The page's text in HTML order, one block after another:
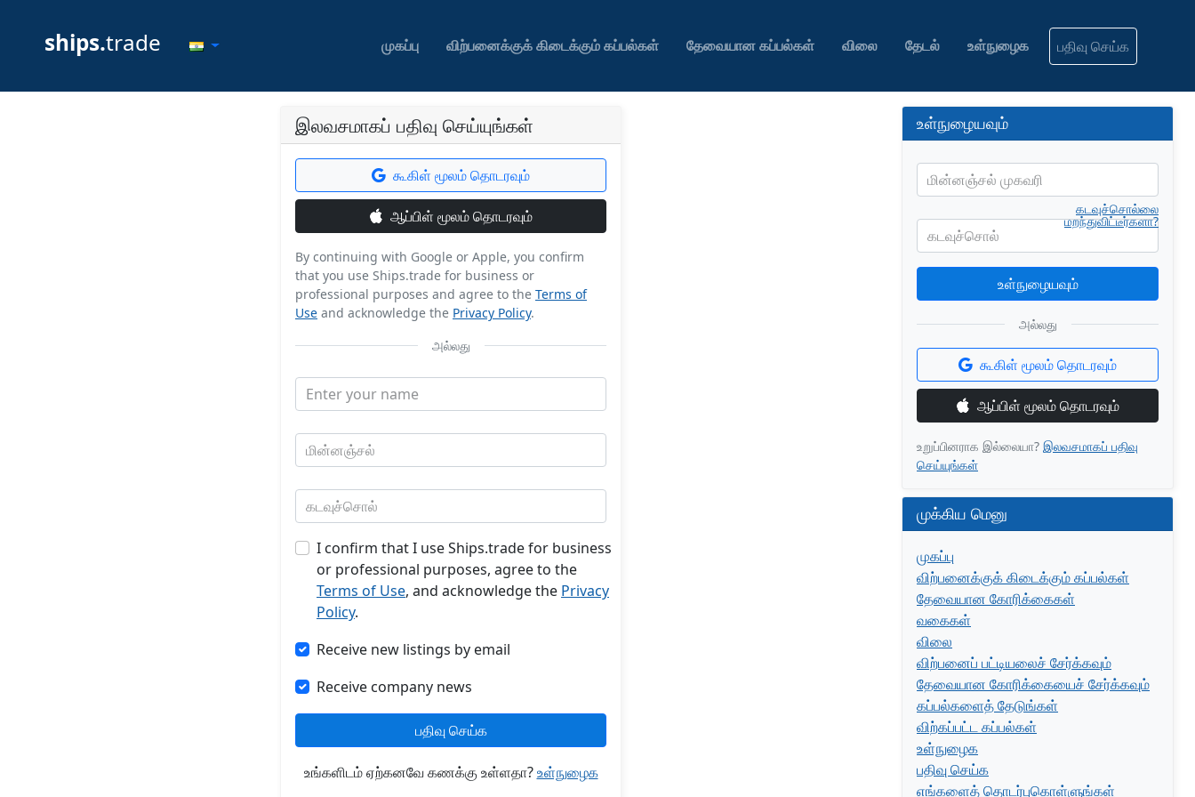
ships.trade முகப்பு விற்பனைக்குக் கிடைக்கும் கப்பல்கள் தேவையான கப்பல்கள் விலை தேடல் உள்நுழைக பதிவு செய்க
இலவசமாகப் பதிவு செய்யுங்கள்
கூகிள் மூலம் தொடரவும்
ஆப்பிள் மூலம் தொடரவும்
By continuing with Google or Apple, you confirm
that you use Ships.trade for business or
professional purposes and agree to the Terms of
Use and acknowledge the Privacy Policy.
அல்லது
Enter your name
மின்னஞ்சல்
கடவுச்சொல்
I confirm that I use Ships.trade for business
or professional purposes, agree to the
Terms of Use, and acknowledge the Privacy
Policy.
Receive new listings by email
Receive company news
பதிவு செய்க
உங்களிடம் ஏற்கனவே கணக்கு உள்ளதா?உள்நுழைக
உள்நுழையவும்
மின்னஞ்சல் முகவரி
கடவுச்சொல்
கடவுச்சொல்லை
மறந்துவிட்டீர்களா?
உள்நுழையவும்
அல்லது
கூகிள் மூலம் தொடரவும்
ஆப்பிள் மூலம் தொடரவும்
உறுப்பினராக இல்லையா? இலவசமாகப் பதிவு
செய்யுங்கள்
முக்கிய மெனு
முகப்பு
விற்பனைக்குக் கிடைக்கும் கப்பல்கள்
தேவையான கோரிக்கைகள்
வகைகள்
விலை
விற்பனைப் பட்டியலைச் சேர்க்கவும்
தேவையான கோரிக்கையைச் சேர்க்கவும்
கப்பல்களைத் தேடுங்கள்
விற்கப்பட்ட கப்பல்கள்
உள்நுழைக
பதிவு செய்க
எங்களைத் தொடர்புகொள்ளுங்கள்